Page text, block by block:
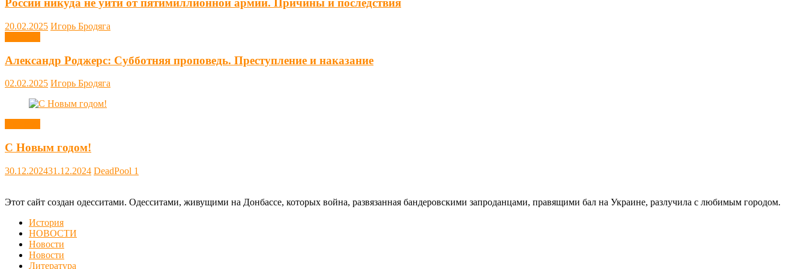
России никуда не уйти от пятимиллионной армии. Причины и последствия
20.02.2025 Игорь Бродяга
Александр Роджерс: Субботняя проповедь. Преступление и наказание
02.02.2025 Игорь Бродяга
С Новым годом!
30.12.202431.12.2024 DeadPool 1
Этот сайт создан одесситами. Одесситами, живущими на Донбассе, которых война, развязанная бандеровскими запроданцами, правящими бал на Украине, разлучила с любимым городом.
История
НОВОСТИ
Новости
Новости
Литература